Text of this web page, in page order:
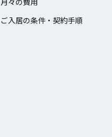
ご入居の条件・契約手順